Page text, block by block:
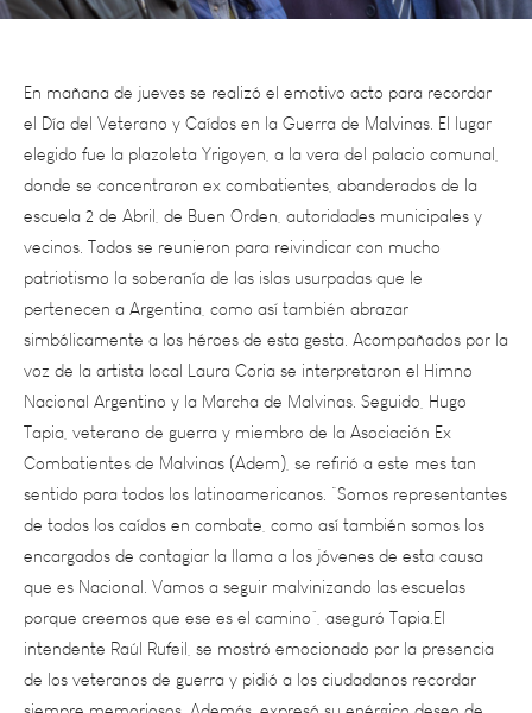
En mañana de jueves se realizó el emotivo acto para recordar
el Día del Veterano y Caídos en la Guerra de Malvinas. El lugar
elegido fue la plazoleta Yrigoyen, a la vera del palacio comunal,
donde se concentraron ex combatientes, abanderados de la
escuela 2 de Abril, de Buen Orden, autoridades municipales y
vecinos. Todos se reunieron para reivindicar con mucho
patriotismo la soberanía de las islas usurpadas que le
pertenecen a Argentina, como así también abrazar
simbólicamente a los héroes de esta gesta. Acompañados por la
voz de la artista local Laura Coria se interpretaron el Himno
Nacional Argentino y la Marcha de Malvinas. Seguido, Hugo
Tapia, veterano de guerra y miembro de la Asociación Ex
Combatientes de Malvinas (Adem), se refirió a este mes tan
sentido para todos los latinoamericanos. “Somos representantes
de todos los caídos en combate, como así también somos los
encargados de contagiar la llama a los jóvenes de esta causa
que es Nacional. Vamos a seguir malvinizando las escuelas
porque creemos que ese es el camino”, aseguró Tapia.El
intendente Raúl Rufeil, se mostró emocionado por la presencia
de los veteranos de guerra y pidió a los ciudadanos recordar
siempre memoriosos. Además, expresó su enérgico deseo de